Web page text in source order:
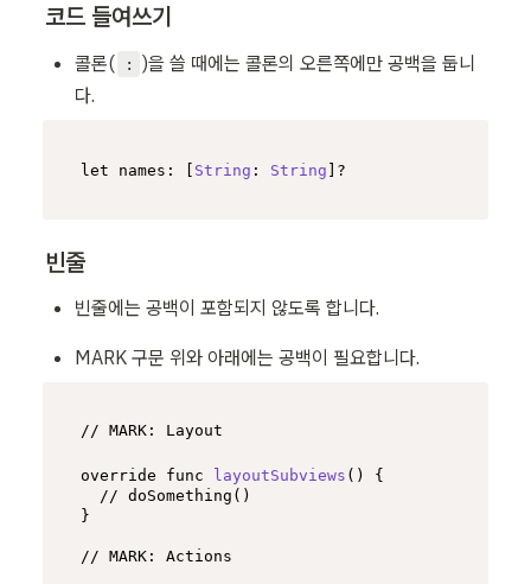
코드 들여쓰기
콜론( :
)을 쓸 때에는 콜론의 오른쪽에만 공백을 둡니
다.
let names : [ String : String ]?
빈줄
빈줄에는 공백이 포함되지 않도록 합니다.
MARK 구문 위와 아래에는 공백이 필요합니다.
// MARK: Layout
override func layoutSubviews ( ) {
// doSomething()
}
// MARK: Actions